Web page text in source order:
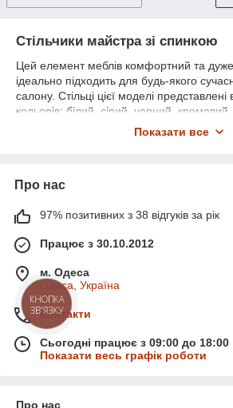
Стільчики майстра зі спинкою
Цей елемент меблів комфортний та
ідеально підходить для будь-якого
салону. Стільці цієї моделі представлені
кольорів: білий, сірий, чорний,
бірюзовий, рожевий, карамельний,
Елегантний стілець майстра манікюру зі
своїм стильним зовнішнім виглядом.
практично, якщо потрібна закупівля
Кому підійде стільчик майстра
Такий стільчик підходить і для маленьких,
краси. Він зручний у пересуванні
роликових коліс із захистом. Вони
переміщення по будь-якому покриття для
стійкий, зручний та безпечний у
Показати все
Про нас
97% позитивних з 38 відгуків за рік
Працює з 30.10.2012
м. Одеса
Одеса, Україна
Контакти
Сьогодні працює з 09:00 до 18:00
Показати весь графік роботи
Про нас
КНОПКА
ЗВ'ЯЗКУ